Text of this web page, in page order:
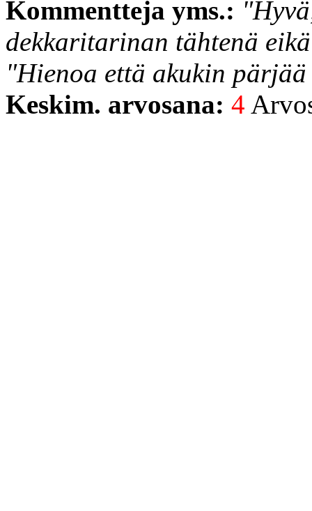
Kommentteja yms.:
dekkaritarinan tähtenä
"Hienoa että akukin
Keskim. arvosana: 4